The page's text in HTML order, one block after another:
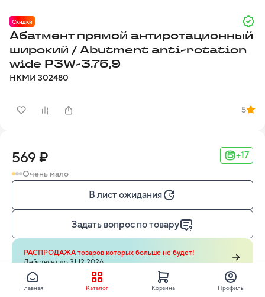
Скидки
Абатмент прямой антиротационный
широкий / Abutment anti-rotation
wide P3W-3.75,9
НКМИ 302480
5
569 ₽ +17
Очень мало
В лист ожидания
Задать вопрос по товару
РАСПРОДАЖА товаров которых больше не будет!
Действует до 31.12.2026
Узнайте о способах доставки
Главная Каталог Корзина Профиль